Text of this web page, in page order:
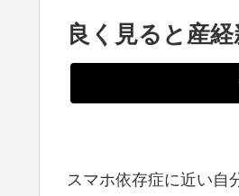
良く見ると産経
スマホ依存症に近い自